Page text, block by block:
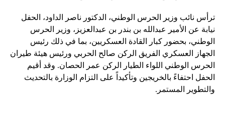
ترأس نائب وزير الحرس الوطني، الدكتور ناصر الداود، الحفل
نيابة عن الأمير عبدالله بن بندر بن عبدالعزيز، وزير الحرس
الوطني، بحضور كبار القادة العسكريين، بما في ذلك رئيس
الجهاز العسكري الفريق الركن صالح الحربي ورئيس هيئة طيران
الحرس الوطني اللواء الطيار الركن عمر الحصان. وقد أقيم
الحفل احتفاءً بالخريجين وتأكيداً على التزام الوزارة بالتحديث
والتطوير المستمر.